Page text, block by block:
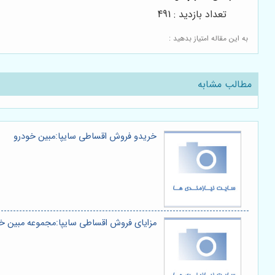
به این مقاله امتیاز بدهید :
تعداد بازدید : 491
مطالب مشابه
خریدو فروش اقساطی سایپا:مبین خودرو
مزایای فروش اقساطی سایپا:مجموعه مبین